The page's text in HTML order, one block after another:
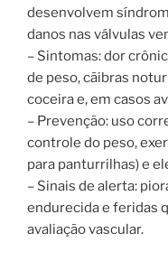
desenvolvem
danos nas válvulas
– Sintomas: dor
de peso, cãibras
coceira e, em casos
– Prevenção: uso
controle do peso,
para panturrilhas) e
– Sinais de alerta:
endurecida e feridas
avaliação vascular.